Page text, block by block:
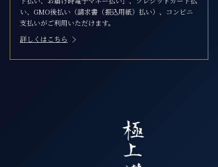
い、GMO後払い（請求書（振込用紙）払い）、コンビニ
支払いがご利用いただけます。
詳しくはこちら